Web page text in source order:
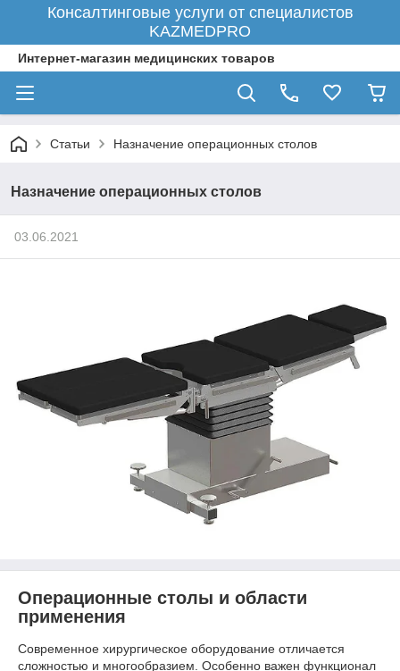
Консалтинговые услуги от специалистов
KAZMEDPRO
Интернет-магазин медицинских товаров
Статьи Назначение операционных столов
Назначение операционных столов
03.06.2021
Операционные столы и области
применения
Современное хирургическое оборудование отличается
сложностью и многообразием. Особенно важен функционал